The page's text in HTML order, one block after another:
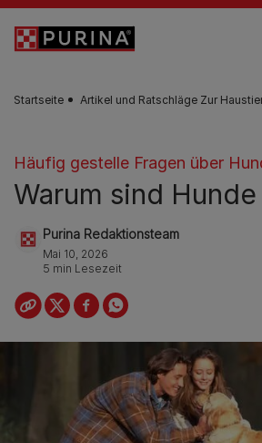
Skip to main content
Startseite Artikel und Ratschläge Zur
Häufig gestelle Fragen über
Warum sind
Purina Redaktionsteam
Mai 10, 2026
5 min Lesezeit